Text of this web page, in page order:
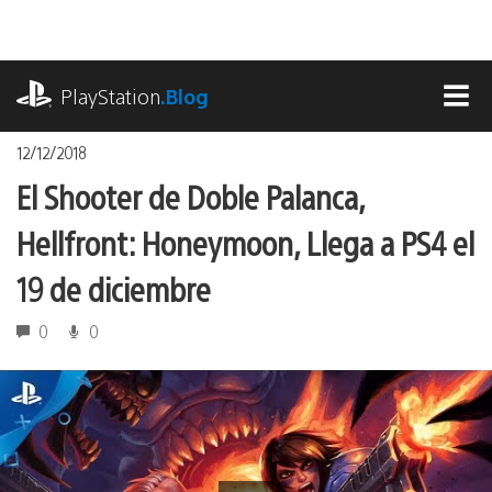
contenido
PlayStation.Blog
12/12/2018
El Shooter de Doble Palanca,
Hellfront: Honeymoon, Llega a PS4 el
19 de diciembre
0 0